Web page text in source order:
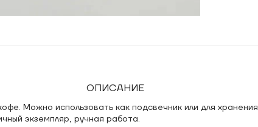
ОПИСАНИЕ
Можно использовать как подсвечник или для хранения
экземпляр, ручная работа.